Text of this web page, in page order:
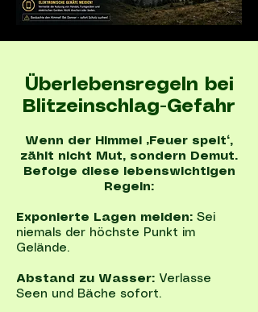
Überlebensregeln bei
Blitzeinschlag-Gefahr
Wenn der Himmel „Feuer speit“,
zählt nicht Mut, sondern Demut.
Befolge diese lebenswichtigen
Regeln:
Exponierte Lagen meiden: Sei
niemals der höchste Punkt im
Gelände.
Abstand zu Wasser: Verlasse
Seen und Bäche sofort.